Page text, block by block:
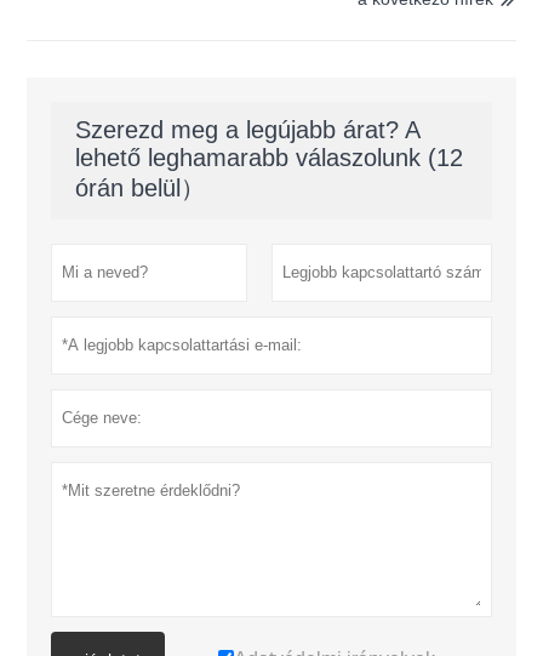
Szerezd meg a legújabb árat? A
lehető leghamarabb válaszolunk (12
órán belül）